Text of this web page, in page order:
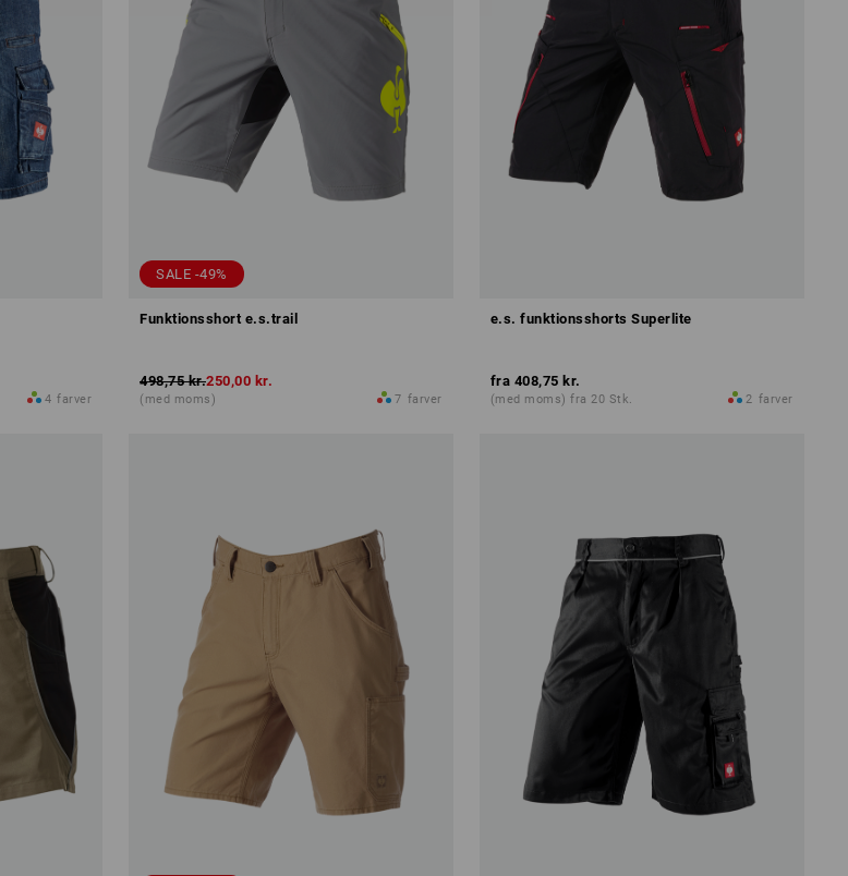
4 farver
SALE -49%
Funktionsshort e.s.trail
498,75 kr.250,00 kr.
(med moms) 7 farver
e.s. funktionsshorts Superlite
fra 408,75 kr.
(med moms) fra 20 Stk. 2 farver